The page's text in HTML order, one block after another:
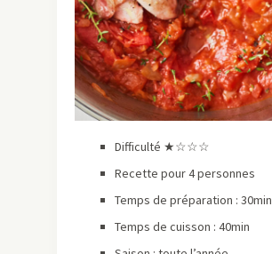
Difficulté ★☆☆☆
Recette pour 4 personnes
Temps de préparation : 30min
Temps de cuisson : 40min